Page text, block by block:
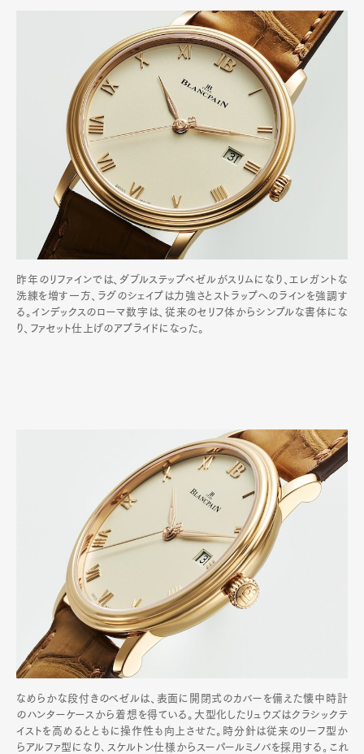
昨年のリファインでは、ダブルステップベゼルがスリムになり、エレガントな
洗練を増す一方、ラグのシェイプは力強さとストラップへのラインを強調す
る。インデックスのローマ数字は、従来のセリフ体からシンプルな書体にな
り、ファセット仕上げのアプライドになった。
なめらかな段付きのベゼルは、表面に開閉式のカバーを備えた懐中時計
のハンターケースから着想を得ている。大型化したリュウズはクラシックテ
イストを高めるとともに操作性も向上させた。時分針は従来のリーフ型か
らアルファ型になり､スケルトン仕様からスーパールミノバを採用する｡これ